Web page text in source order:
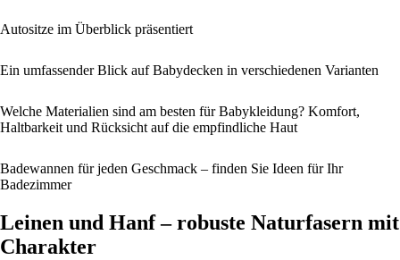
Autositze im Überblick präsentiert
Ein umfassender Blick auf Babydecken in verschiedenen Varianten
Welche Materialien sind am besten für Babykleidung? Komfort,
Haltbarkeit und Rücksicht auf die empfindliche Haut
Badewannen für jeden Geschmack – finden Sie Ideen für Ihr
Badezimmer
Leinen und Hanf – robuste Naturfasern mit
Charakter